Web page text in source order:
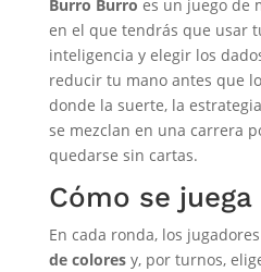
Burro Burro es un juego de
en el que tendrás que usar
inteligencia y elegir los
reducir tu mano antes que
donde la suerte, la
se mezclan en una carrera
quedarse sin cartas.
Cómo se juega
En cada ronda, los
de coloresy, por turnos,